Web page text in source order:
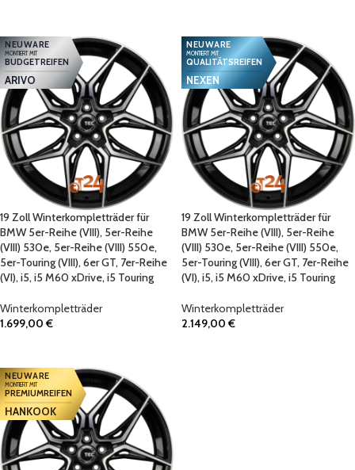
NEUWARE
MONTIERT MIT
BUDGETREIFEN
ARIVO
19 Zoll Winterkompletträder für
BMW 5er-Reihe (VIII), 5er-Reihe
(VIII) 530e, 5er-Reihe (VIII) 550e,
5er-Touring (VIII), 6er GT, 7er-Reihe
(VI), i5, i5 M60 xDrive, i5 Touring
Winterkompletträder
1.699,00€
NEUWARE
MONTIERT MIT
QUALITÄTSREIFEN
NEXEN
19 Zoll Winterkompletträder für
BMW 5er-Reihe (VIII), 5er-Reihe
(VIII) 530e, 5er-Reihe (VIII) 550e,
5er-Touring (VIII), 6er GT, 7er-Reihe
(VI), i5, i5 M60 xDrive, i5 Touring
Winterkompletträder
2.149,00€
NEUWARE
MONTIERT MIT
PREMIUMREIFEN
HANKOOK